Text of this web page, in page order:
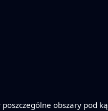
obszary pod